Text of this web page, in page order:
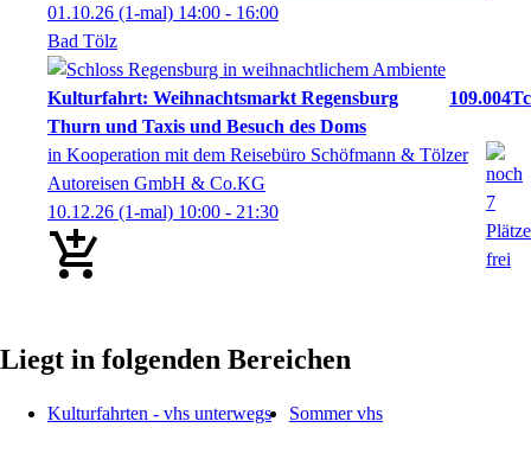
01.10.26 (1-mal) 14:00 - 16:00
Bad Tölz
Kulturfahrt: Weihnachtsmarkt Regensburg
Thurn und Taxis und Besuch des Doms
109.004Tc
in Kooperation mit dem Reisebüro Schöfmann & Tölzer
Autoreisen GmbH & Co.KG
10.12.26 (1-mal) 10:00 - 21:30
Liegt in folgenden Bereichen
Kulturfahrten - vhs unterwegs Sommer vhs